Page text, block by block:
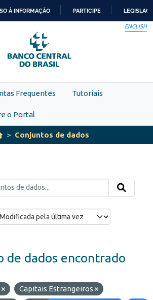
PARA
O
CONTEÚDO
À INFORMAÇÃO PARTICIPE
ENGLISH
Frequentes Tutoriais
o Portal
Conjuntos de dados
de dados encontrado
Capitais Estrangeiros